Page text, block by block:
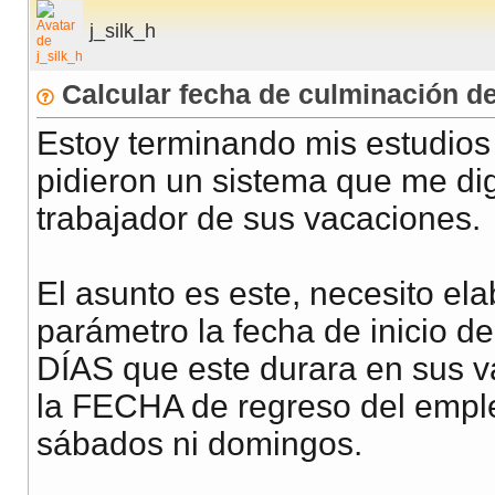
j_silk_h
Calcular fecha de culminación
Estoy terminando mis
pidieron un sistema que me
trabajador de sus vacaciones.
El asunto es este, necesito
parámetro la fecha de inicio
DÍAS que este durara en sus
la FECHA de regreso del
sábados ni domingos.